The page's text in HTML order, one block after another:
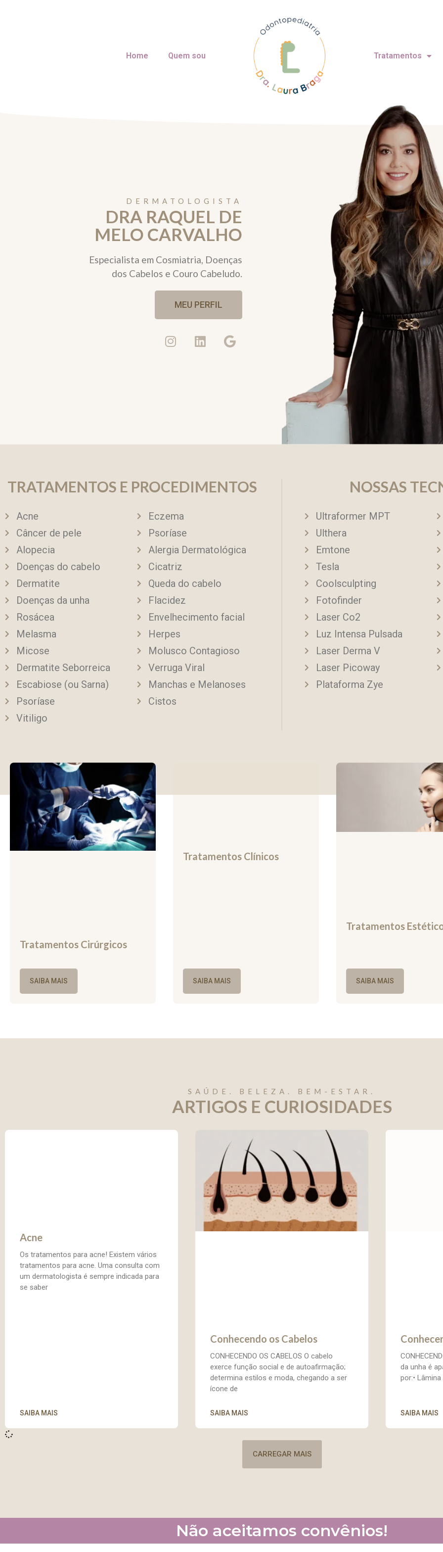
Home Quem sou Tratamentos
DERMATOLOGISTA
DRA RAQUEL DE
MELO CARVALHO
Especialista em Cosmiatria, Doenças
dos Cabelos e Couro Cabeludo.
MEU PERFIL
TRATAMENTOS E PROCEDIMENTOS
Acne
Câncer de pele
Alopecia
Doenças do cabelo
Dermatite
Doenças da unha
Rosácea
Melasma
Micose
Dermatite Seborreica
Escabiose (ou Sarna)
Psoríase
Vitiligo
Eczema
Psoríase
Alergia Dermatológica
Cicatriz
Queda do cabelo
Flacidez
Envelhecimento facial
Herpes
Molusco Contagioso
Verruga Viral
Manchas e Melanoses
Cistos
NOSSAS
Ultraformer MPT
Ulthera
Emtone
Tesla
Coolsculpting
Fotofinder
Laser Co2
Luz Intensa Pulsada
Laser Derma V
Laser Picoway
Plataforma Zye
Tratamentos Cirúrgicos
SAIBA MAIS
Tratamentos Clínicos
SAIBA MAIS
Tratamentos
SAIBA MAIS
SAÚDE. BELEZA. BEM-ESTAR.
ARTIGOS E CURIOSIDADES
Acne
Os tratamentos para acne! Existem vários
tratamentos para acne. Uma consulta com
um dermatologista é sempre indicada para
se saber
SAIBA MAIS
Conhecendo os Cabelos
CONHECENDO OS CABELOS O cabelo
exerce função social e de autoafirmação;
determina estilos e moda, chegando a ser
ícone de
SAIBA MAIS
da unha é
por:•
SAIBA MAIS
CARREGAR MAIS
Não aceitamos convênios!